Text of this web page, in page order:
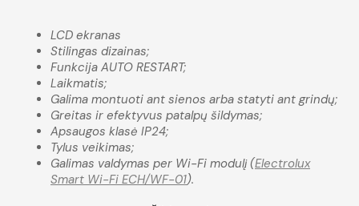
LCD ekranas
Stilingas dizainas;
Funkcija AUTO RESTART;
Laikmatis;
Galima montuoti ant sienos arba statyti ant grindų;
Greitas ir efektyvus patalpų šildymas;
Apsaugos klasė IP24;
Tylus veikimas;
Galimas valdymas per Wi-Fi modulį (Electrolux
Smart Wi-Fi ECH/WF-01).